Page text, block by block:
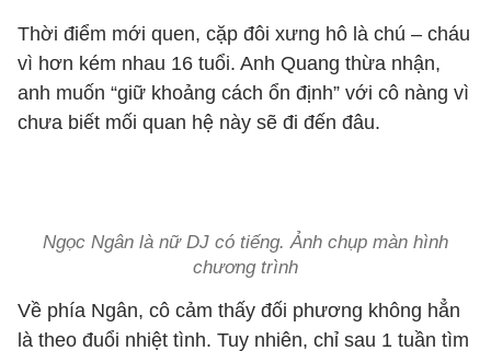
Thời điểm mới quen, cặp đôi xưng hô là chú – cháu
vì hơn kém nhau 16 tuổi. Anh Quang thừa nhận,
anh muốn “giữ khoảng cách ổn định” với cô nàng vì
chưa biết mối quan hệ này sẽ đi đến đâu.
Ngọc Ngân là nữ DJ có tiếng. Ảnh chụp màn hình
chương trình
Về phía Ngân, cô cảm thấy đối phương không hẳn
là theo đuổi nhiệt tình. Tuy nhiên, chỉ sau 1 tuần tìm